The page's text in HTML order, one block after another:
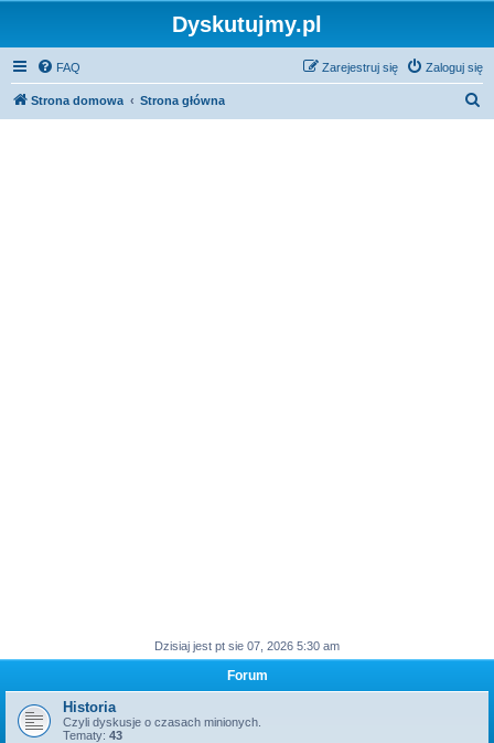
Dyskutujmy.pl
FAQ Zaloguj się
Zarejestruj się
Strona domowa Strona główna
Dzisiaj jest pt sie 07, 2026 5:30 am
Forum
Historia
Czyli dyskusje o czasach minionych.
Tematy: 43